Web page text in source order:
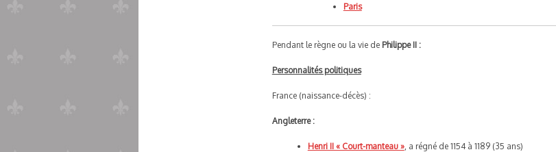
Paris
Pendant le règne ou la vie de Philippe II :
Personnalités politiques
France (naissance-décès) :
Angleterre :
Henri II « Court-manteau », a régné de 1154 à 1189 (35 ans)